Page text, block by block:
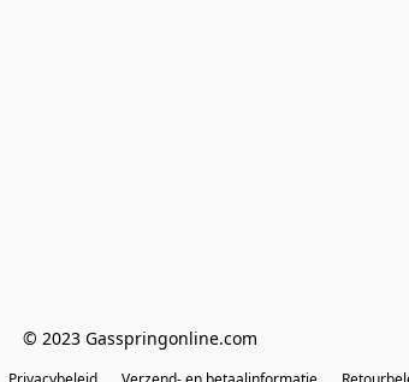
© 2023 Gasspringonline.com